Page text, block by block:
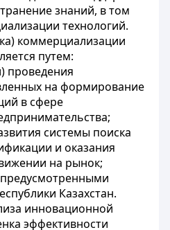
знаний, в том
технологий.
коммерциализации
путем:
проведения
на формирование
в сфере
системы поиска
и оказания
на рынок;
Казахстан.
инновационной
эффективности